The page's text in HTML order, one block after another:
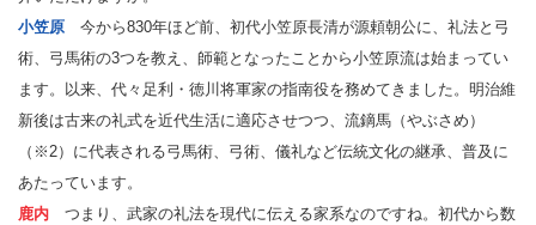
小笠原 今から830年ほど前、初代小笠原長清が源頼朝公に、礼法と弓
術、弓馬術の3つを教え、師範となったことから小笠原流は始まってい
ます。以来、代々足利・徳川将軍家の指南役を務めてきました。明治維
新後は古来の礼式を近代生活に適応させつつ、流鏑馬（やぶさめ）
（※2）に代表される弓馬術、弓術、儀礼など伝統文化の継承、普及に
あたっています。
鹿内 つまり、武家の礼法を現代に伝える家系なのですね。初代から数